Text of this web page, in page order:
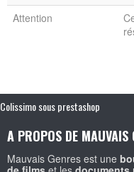
Attention
Colissimo sous prestashop
A PROPOS DE MAUVAIS
Mauvais Genres est une